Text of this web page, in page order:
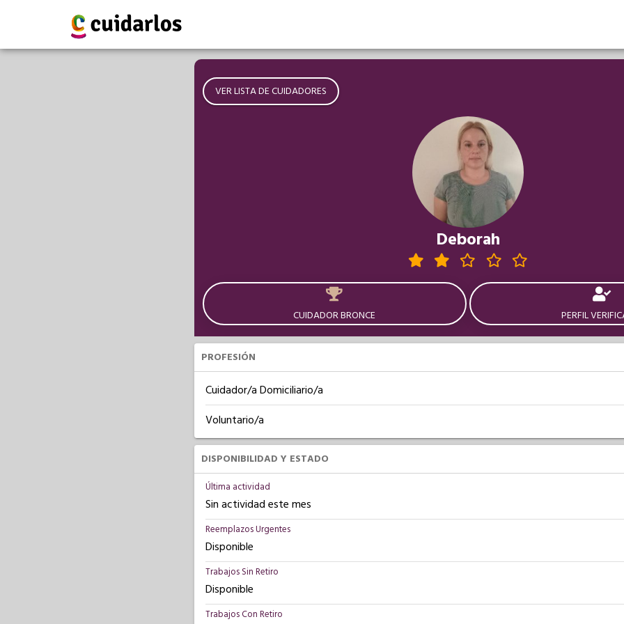
VER LISTA DE CUIDADORES
Deborah
CUIDADOR BRONCE PERFIL
PROFESIÓN
Cuidador/a Domiciliario/a
Voluntario/a
DISPONIBILIDAD Y ESTADO
Última actividad
Sin actividad este mes
Reemplazos Urgentes
Disponible
Trabajos Sin Retiro
Disponible
Trabajos Con Retiro